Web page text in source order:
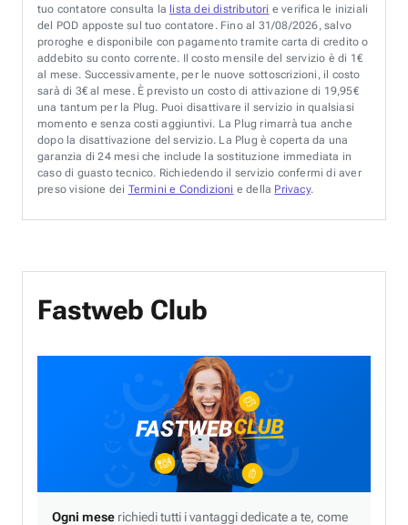
tuo contatore consulta la lista dei distributori e verifica le iniziali
del POD apposte sul tuo contatore. Fino al 31/08/2026, salvo
proroghe e disponibile con pagamento tramite carta di credito o
addebito su conto corrente. Il costo mensile del servizio è di 1€
al mese. Successivamente, per le nuove sottoscrizioni, il costo
sarà di 3€ al mese. È previsto un costo di attivazione di 19,95€
una tantum per la Plug. Puoi disattivare il servizio in qualsiasi
momento e senza costi aggiuntivi. La Plug rimarrà tua anche
dopo la disattivazione del servizio. La Plug è coperta da una
garanzia di 24 mesi che include la sostituzione immediata in
caso di guasto tecnico. Richiedendo il servizio confermi di aver
preso visione dei Termini e Condizioni e della Privacy.
Fastweb Club
Ogni mese richiedi tutti i vantaggi dedicate a te, come